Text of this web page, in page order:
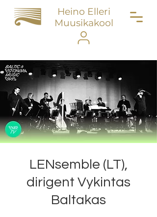
Heino Elleri
Muusikakool
LENsemble (LT),
dirigent Vykintas
Baltakas